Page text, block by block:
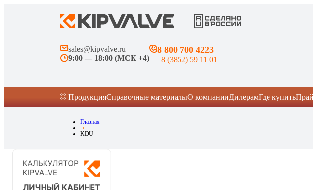
sales@kipvalve.ru
9:00 — 18:00 (МСК +4)
8 800 700 4223
8 (3852) 59 11 01
ПродукцияСправочные материалыО компанииДилерамГде купить
Главная
KDU